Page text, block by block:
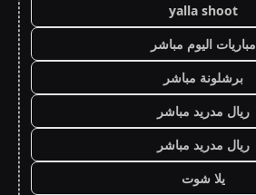
yalla shoot
مباريات اليوم مباشر
برشلونة مباشر
ريال مدريد مباشر
ريال مدريد مباشر
يلا شوت